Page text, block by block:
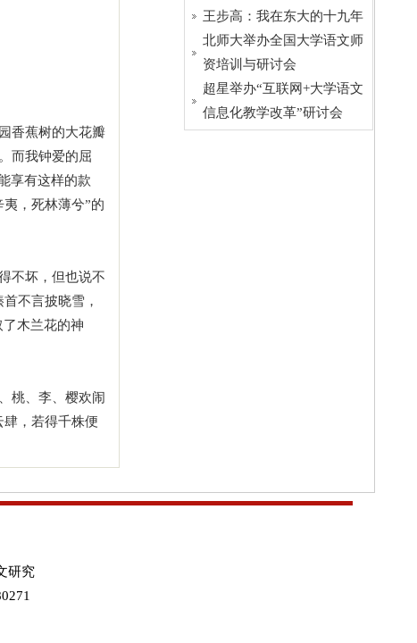
香蕉树的大花瓣
而我钟爱的屈
享有这样的款
，死林薄兮”的
不坏，但也说不
不言披晓雪，
木兰花的神
桃、李、樱欢闹
，若得千株便
王步高：我在东大的十九年
北师大举办全国大学语文师
资培训与研讨会
超星举办“互联网+大学语文
信息化教学改革”研讨会
研究